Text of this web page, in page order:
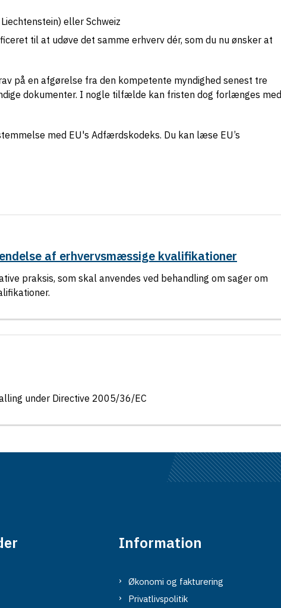
eller Schweiz
til at udøve det samme erhverv dér, som du nu ønsker at
på en afgørelse fra den kompetente myndighed senest tre
dokumenter. I nogle tilfælde kan fristen dog forlænges med
med EU's Adfærdskodeks. Du kan læse EU’s
af erhvervsmæssige kvalifikationer
praksis, som skal anvendes ved behandling om sager om
under Directive 2005/36/EC
Information
Økonomi og fakturering
Privatlivspolitik